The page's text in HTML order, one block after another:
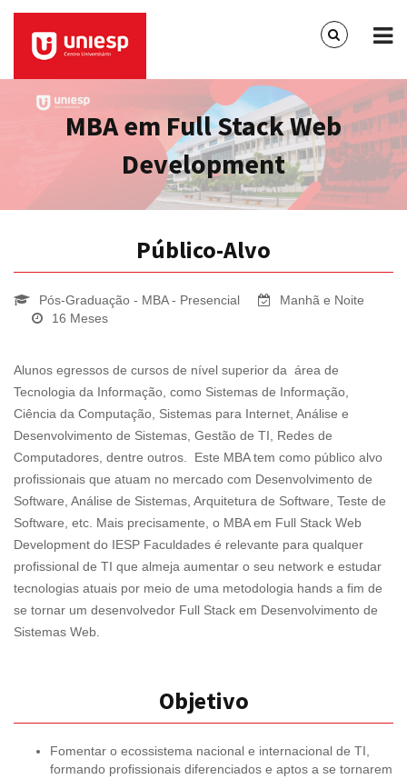
MBA em Full Stack Web
Development
Público-Alvo
Pós-Graduação - MBA - Presencial
Manhã e Noite
16 Meses
Alunos egressos de cursos de nível superior da área de
Tecnologia da Informação, como Sistemas de Informação,
Ciência da Computação, Sistemas para Internet, Análise e
Desenvolvimento de Sistemas, Gestão de TI, Redes de
Computadores, dentre outros. Este MBA tem como público alvo
profissionais que atuam no mercado com Desenvolvimento de
Software, Análise de Sistemas, Arquitetura de Software, Teste de
Software, etc. Mais precisamente, o MBA em Full Stack Web
Development do IESP Faculdades é relevante para qualquer
profissional de TI que almeja aumentar o seu network e estudar
tecnologias atuais por meio de uma metodologia hands a fim de
se tornar um desenvolvedor Full Stack em Desenvolvimento de
Sistemas Web.
Objetivo
Fomentar o ecossistema nacional e internacional de TI,
formando profissionais diferenciados e aptos a se tornarem